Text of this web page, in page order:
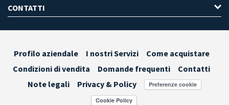
CONTATTI
Profilo aziendale I nostri Servizi
Come acquistare
Condizioni di vendita
Domande frequenti
Contatti
Note legali
Privacy & Policy Preferenze cookie